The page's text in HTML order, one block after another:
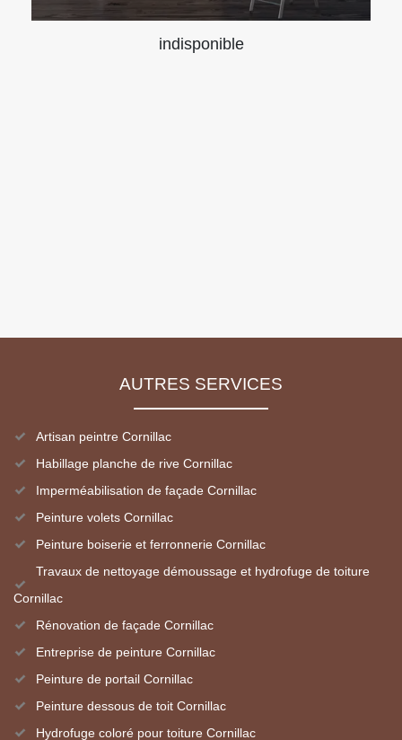
indisponible
AUTRES SERVICES
Artisan peintre Cornillac
Habillage planche de rive Cornillac
Imperméabilisation de façade Cornillac
Peinture volets Cornillac
Peinture boiserie et ferronnerie Cornillac
Travaux de nettoyage démoussage et hydrofuge de toiture
Cornillac
Rénovation de façade Cornillac
Entreprise de peinture Cornillac
Peinture de portail Cornillac
Peinture dessous de toit Cornillac
Hydrofuge coloré pour toiture Cornillac